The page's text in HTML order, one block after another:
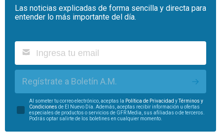
Las noticias explicadas de forma sencilla y directa para
entender lo más importante del día.
Regístrate a Boletín A.M.
Al someter tu correo electrónico, aceptas la Política de Privacidad yTérminos y
Condiciones de El Nuevo Día. Además, aceptas recibir información u ofertas
especiales de productos o servicios de GFR Media, sus afiliadas o de terceros.
Podrás optar salirte de los boletines en cualquier momento.